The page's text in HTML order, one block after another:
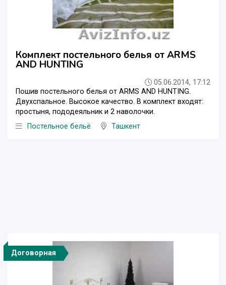
Комплект постельного белья от ARMS
AND HUNTING
05.06.2014, 17:12
Пошив постельного белья от ARMS AND HUNTING.
Двухспальное. Высокое качество. В комплект входят:
простыня, пододеяльник и 2 наволочки.
Постельное бельё
Ташкент
Договорная